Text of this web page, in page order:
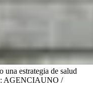
una estrategia de salud
AGENCIAUNO /